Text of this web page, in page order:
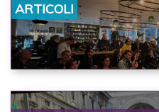
ARTICOLI